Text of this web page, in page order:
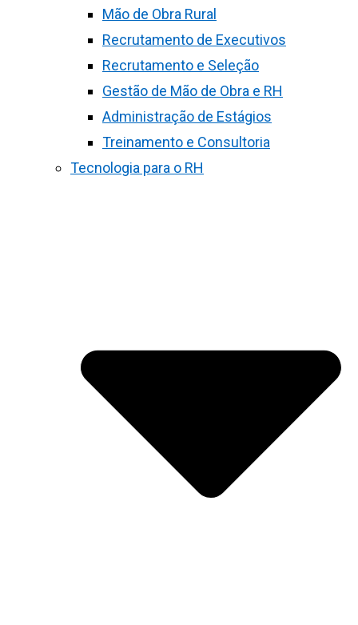
Mão de Obra Rural
Recrutamento de Executivos
Recrutamento e Seleção
Gestão de Mão de Obra e RH
Administração de Estágios
Treinamento e Consultoria
Tecnologia para o RH